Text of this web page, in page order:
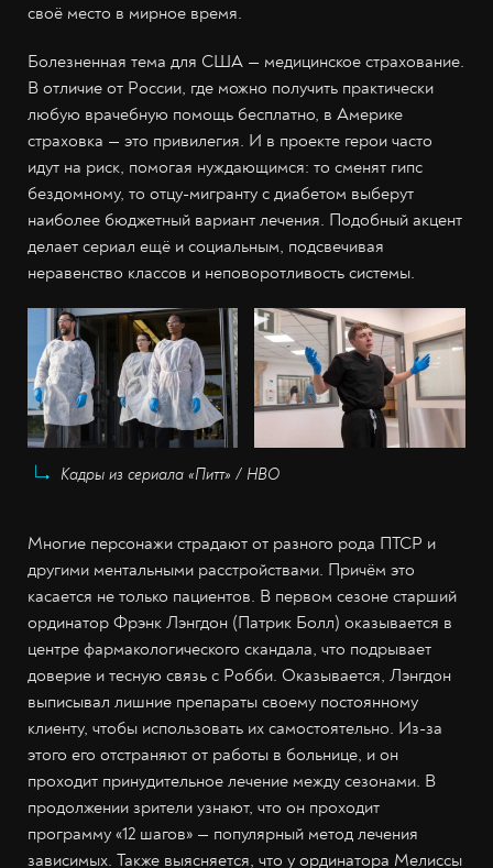
своё место в мирное время.
Болезненная тема для США — медицинское страхование.
В отличие от России, где можно получить практически
любую врачебную помощь бесплатно, в Америке
страховка — это привилегия. И в проекте герои часто
идут на риск, помогая нуждающимся: то сменят гипс
бездомному, то отцу-мигранту с диабетом выберут
наиболее бюджетный вариант лечения. Подобный акцент
делает сериал ещё и социальным, подсвечивая
неравенство классов и неповоротливость системы.
Кадры из сериала «Питт» / НВО
Многие персонажи страдают от разного рода ПТСР и
другими ментальными расстройствами. Причём это
касается не только пациентов. В первом сезоне старший
ординатор Фрэнк Лэнгдон (Патрик Болл) оказывается в
центре фармакологического скандала, что подрывает
доверие и тесную связь с Робби. Оказывается, Лэнгдон
выписывал лишние препараты своему постоянному
клиенту, чтобы использовать их самостоятельно. Из-за
этого его отстраняют от работы в больнице, и он
проходит принудительное лечение между сезонами. В
продолжении зрители узнают, что он проходит
программу «12 шагов» — популярный метод лечения
зависимых. Также выясняется, что у ординатора Мелиссы